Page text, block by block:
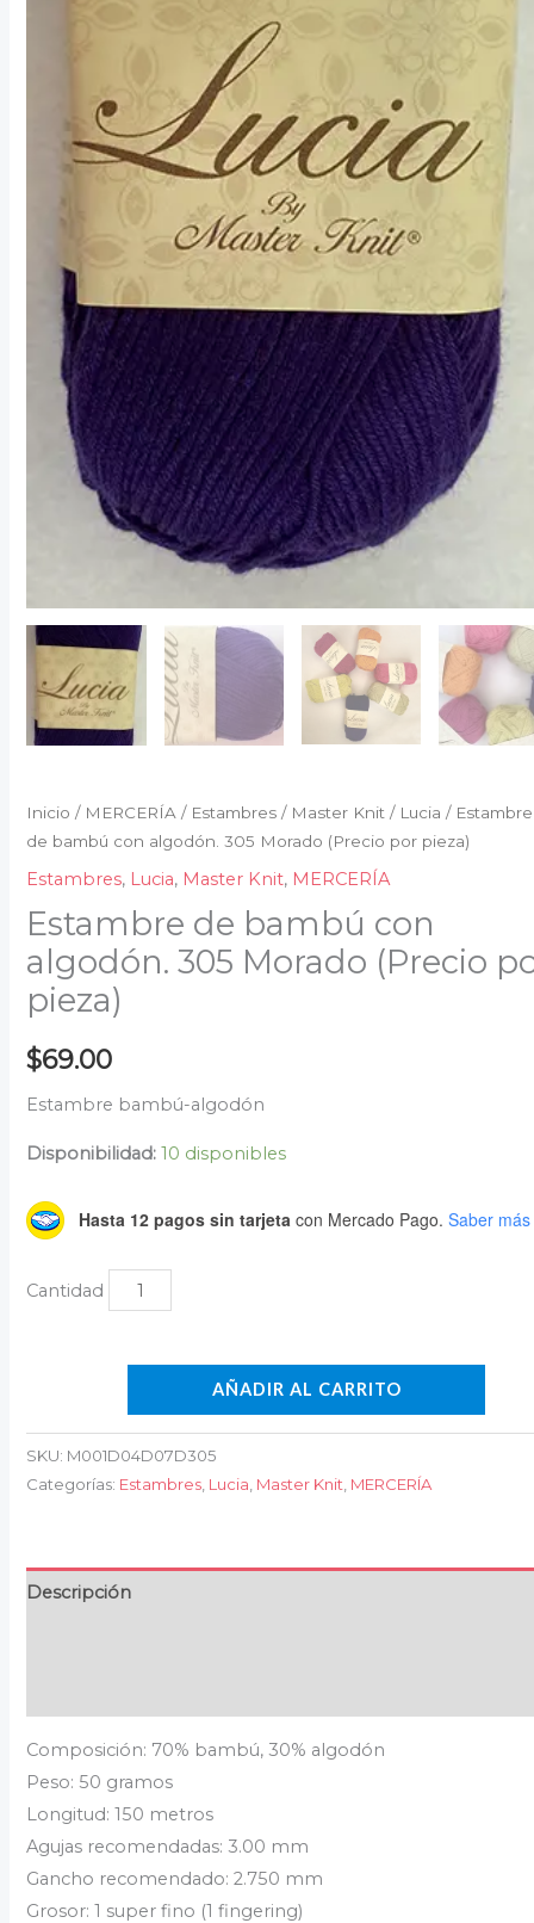
Inicio / MERCERÍA / Estambres / Master Knit / Lucia / Estambre
de bambú con algodón. 305 Morado (Precio por pieza)
Estambres, Lucia, Master Knit, MERCERÍA
Estambre de bambú con
algodón. 305 Morado (Precio
pieza)
$69.00
Estambre bambú-algodón
Disponibilidad: 10 disponibles
Hasta 12 pagos sin tarjeta con Mercado Pago. Saber más
AÑADIR AL CARRITO
SKU: M001D04D07D305
Categorías: Estambres Lucia Master Knit MERCERÍA
Descripción
Composición: 70% bambú, 30% algodón
Peso: 50 gramos
Longitud: 150 metros
Agujas recomendadas: 3.00 mm
Gancho recomendado: 2.750 mm
Grosor: 1 super fino (1 fingering)